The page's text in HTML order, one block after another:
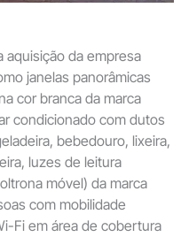
da empresa
janelas panorâmicas
cor branca da marca
condicionado com dutos
bebedouro, lixeira,
luzes de leitura
móvel) da marca
com mobilidade
Fi em área de cobertura